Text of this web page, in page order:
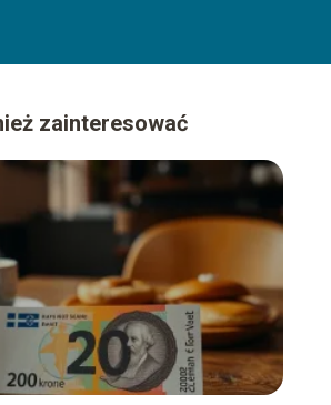
zainteresować